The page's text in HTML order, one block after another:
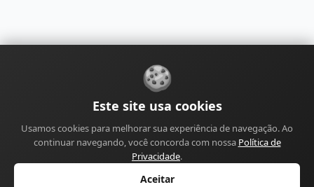
ContatoPolítica de Privacidade
Política de Correções Política de Monetização
Perfil do AutorTermos de UsoSiteSitemap
🍪
Este site usa cookies
Usamos cookies para melhorar sua experiência de navegação. Ao
continuar navegando, você concorda com nossa Política de
Privacidade.
Aceitar